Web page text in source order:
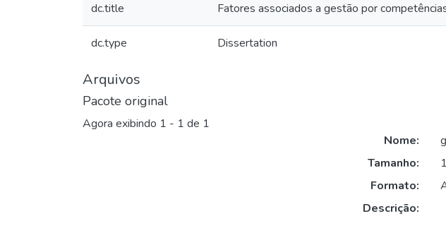
dc.title Fatores associados a gestão por
dc.type Dissertation
Arquivos
Pacote original
Agora exibindo 1 - 1 de 1
Nome:
Tamanho:
Formato:
Descrição: